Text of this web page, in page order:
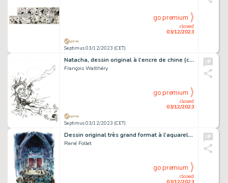
Septimus 03/12/2023 (CET)
closed
03/12/2023
go premium
Natacha, dessin original à l’encre de chine (cachet de Walthéry au verso).
François Walthéry
Septimus 03/12/2023 (CET)
closed
03/12/2023
go premium
Dessin original très grand format à l’aquarelle.
René Follet
closed
go premium